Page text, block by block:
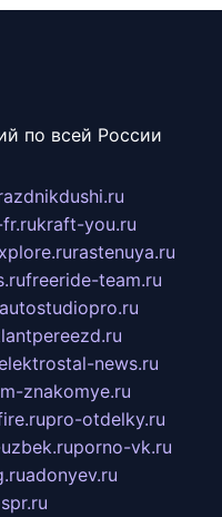
по всей России
kraft-you.ru
rastenuya.ru
freeride-team.ru
autostudiopro.ru
news.ru
znakomye.ru
pro-otdelky.ru
porno-vk.ru
adonyev.ru